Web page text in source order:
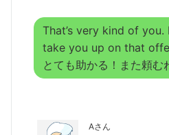
That’s very kind of you.
take you up on that
とても助かる！また頼む
Aさん